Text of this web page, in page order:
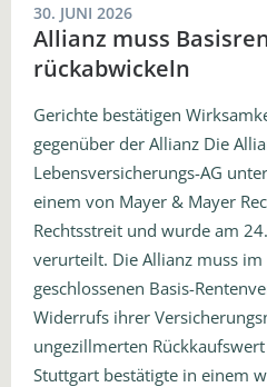
30. JUNI 2026
Allianz muss
rückabwickeln
Gerichte bestätigen
gegenüber der Allianz Die
Lebensversicherungs-AG
einem von Mayer & Mayer
Rechtsstreit und wurde am
verurteilt. Die Allianz muss
geschlossenen Basis-
Widerrufs ihrer
ungezillmerten
Stuttgart bestätigte in einem